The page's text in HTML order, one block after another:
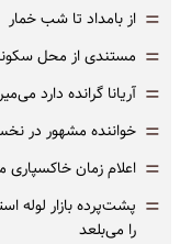
= از بامداد تا شب خمار
= مستندی از محل
= آریانا گرانده دارد
= خواننده مشهور در
= اعلام زمان خاکسپاری
=
را می‌بلعد